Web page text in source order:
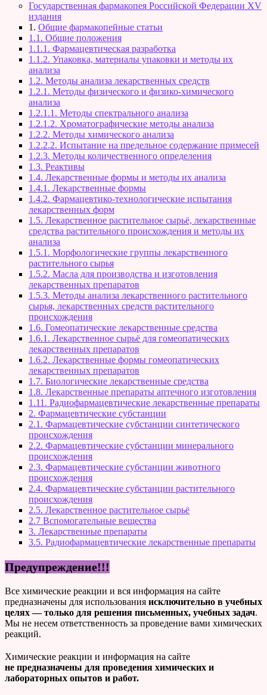
Государственная фармакопея Российской Федерации XV
издания
1. Общие фармакопейные статьи
1.1. Общие положения
1.1.1. Фармацевтическая разработка
1.1.2. Упаковка, материалы упаковки и методы их
анализа
1.2. Методы анализа лекарственных средств
1.2.1. Методы физического и физико-химического
анализа
1.2.1.1. Методы спектрального анализа
1.2.1.2. Хроматографические методы анализа
1.2.2. Методы химического анализа
1.2.2.2. Испытание на предельное содержание примесей
1.2.3. Методы количественного определения
1.3. Реактивы
1.4. Лекарственные формы и методы их анализа
1.4.1. Лекарственные формы
1.4.2. Фармацевтико-технологические испытания
лекарственных форм
1.5. Лекарственное растительное сырьё, лекарственные
средства растительного происхождения и методы их
анализа
1.5.1. Морфологические группы лекарственного
растительного сырья
1.5.2. Масла для производства и изготовления
лекарственных препаратов
1.5.3. Методы анализа лекарственного растительного
сырья, лекарственных средств растительного
происхождения
1.6. Гомеопатические лекарственные средства
1.6.1. Лекарственное сырьё для гомеопатических
лекарственных препаратов
1.6.2. Лекарственные формы гомеопатических
лекарственных препаратов
1.7. Биологические лекарственные средства
1.8. Лекарственные препараты аптечного изготовления
1.11. Радиофармацевтические лекарственные препараты
2. Фармацевтические субстанции
2.1. Фармацевтические субстанции синтетического
происхождения
2.2. Фармацевтические субстанции минерального
происхождения
2.3. Фармацевтические субстанции животного
происхождения
2.4. Фармацевтические субстанции растительного
происхождения
2.5. Лекарственное растительное сырьё
2.7 Вспомогательные вещества
3. Лекарственные препараты
3.5. Радиофармацевтические лекарственные препараты
Предупреждение!!!
Все химические реакции и вся информация на сайте
предназначены для использования исключительно в учебных
целях — только для решения письменных, учебных задач.
Мы не несем ответственность за проведение вами химических
реакций.
Химические реакции и информация на сайте
не предназначены для проведения химических и
лабораторных опытов и работ.